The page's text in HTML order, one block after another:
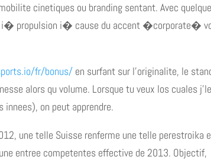
cinetiques ou branding sentant. Avec
i� propulsion i� cause du accent �corporate�
fr/bonus/ en surfant sur l’originalite, le
alors qu volume. Lorsque tu veux los cuales
on peut apprendre.
une telle Suisse renferme une telle perestroika
entree competentes effective de 2013. Objectif,